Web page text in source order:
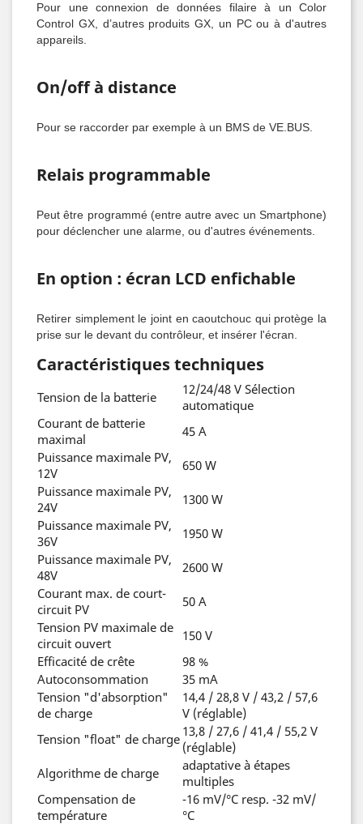
Pour une connexion de données filaire à un Color
Control GX, d’autres produits GX, un PC ou à d'autres
appareils.
On/off à distance
Pour se raccorder par exemple à un BMS de VE.BUS.
Relais programmable
Peut être programmé (entre autre avec un Smartphone)
pour déclencher une alarme, ou d'autres événements.
En option : écran LCD enfichable
Retirer simplement le joint en caoutchouc qui protège la
prise sur le devant du contrôleur, et insérer l'écran.
Caractéristiques techniques
Tension de la batterie
12/24/48 V Sélection
automatique
Courant de batterie
maximal
45 A
Puissance maximale PV,
12V
650 W
Puissance maximale PV,
24V
1300 W
Puissance maximale PV,
36V
1950 W
Puissance maximale PV,
48V
2600 W
Courant max. de court-
circuit PV
50 A
Tension PV maximale de
circuit ouvert
150 V
Efficacité de crête
98 %
Autoconsommation
35 mA
Tension "d'absorption"
de charge
14,4 / 28,8 V / 43,2 / 57,6
V (réglable)
Tension "float" de charge 13,8 / 27,6 / 41,4 / 55,2 V
(réglable)
Algorithme de charge
adaptative à étapes
multiples
Compensation de
température
-16 mV/°C resp. -32 mV/
°C